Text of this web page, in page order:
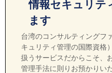
情報セキュリテ
ます
台湾のコンサルティングフ
キュリティ管理の国際資格
扱うサービスだからこそ、
管理手法に則りお預かりい